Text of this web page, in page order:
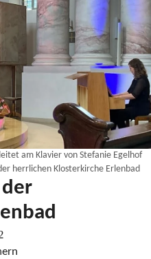
am Klavier von Stefanie Egelhof
herrlichen Klosterkirche Erlenbad